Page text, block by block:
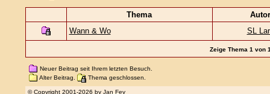
Thema Autor
Wann & Wo
SL
Zeige Thema 1 von
Neuer Beitrag seit Ihrem letzten Besuch.
Alter Beitrag.
Thema geschlossen.
© Copyright 2001-2026 by Jan Fey